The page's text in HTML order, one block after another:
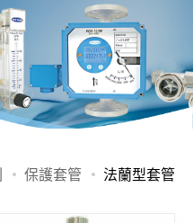
保護套管 法蘭型套管